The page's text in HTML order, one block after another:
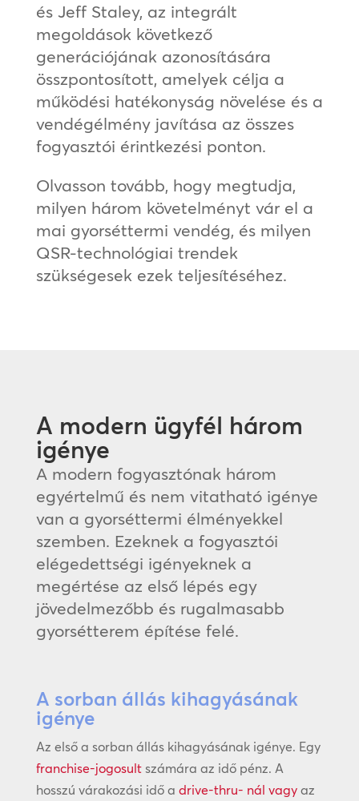
és Jeff Staley, az integrált
megoldások következő
generációjának azonosítására
összpontosított, amelyek célja a
működési hatékonyság növelése és a
vendégélmény javítása az összes
fogyasztói érintkezési ponton.
Olvasson tovább, hogy megtudja,
milyen három követelményt vár el a
mai gyorséttermi vendég, és milyen
QSR-technológiai trendek
szükségesek ezek teljesítéséhez.
A modern ügyfél három
igénye
A modern fogyasztónak három
egyértelmű és nem vitatható igénye
van a gyorséttermi élményekkel
szemben. Ezeknek a fogyasztói
elégedettségi igényeknek a
megértése az első lépés egy
jövedelmezőbb és rugalmasabb
gyorsétterem építése felé.
A sorban állás kihagyásának
igénye
Az első a sorban állás kihagyásának igénye. Egy
franchise-jogosultszámára az idő pénz. A
hosszú várakozási idő a drive-thru- nál vagyaz